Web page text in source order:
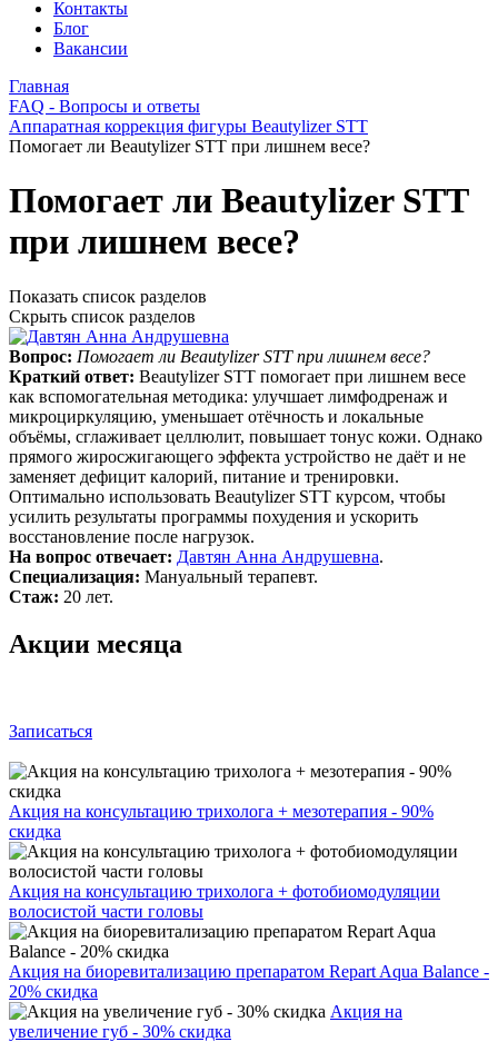
Контакты
Блог
Вакансии
Главная
FAQ - Вопросы и ответы
Аппаратная коррекция фигуры Beautylizer STT
Помогает ли Beautylizer STT при лишнем весе?
Помогает ли Beautylizer STT
при лишнем весе?
Показать список разделов
Скрыть список разделов
Вопрос: Помогает ли Beautylizer STT при лишнем весе?
Краткий ответ: Beautylizer STT помогает при лишнем весе
как вспомогательная методика: улучшает лимфодренаж и
микроциркуляцию, уменьшает отёчность и локальные
объёмы, сглаживает целлюлит, повышает тонус кожи. Однако
прямого жиросжигающего эффекта устройство не даёт и не
заменяет дефицит калорий, питание и тренировки.
Оптимально использовать Beautylizer STT курсом, чтобы
усилить результаты программы похудения и ускорить
восстановление после нагрузок.
На вопрос отвечает: Давтян Анна Андрушевна.
Специализация: Мануальный терапевт.
Стаж: 20 лет.
Акции месяца
Записаться
Акция на консультацию трихолога + мезотерапия - 90%
скидка
Акция на консультацию трихолога + фотобиомодуляции
волосистой части головы
Акция на биоревитализацию препаратом Repart Aqua Balance -
20% скидка
Акция на
увеличение губ - 30% скидка